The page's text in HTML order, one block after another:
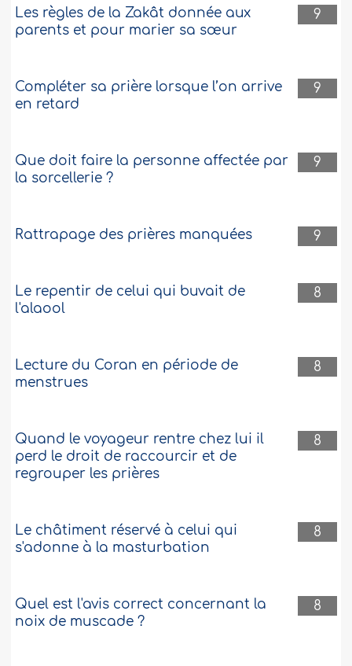
9
Les règles de la Zakât donnée aux
parents et pour marier sa sœur
9
Compléter sa prière lorsque l’on arrive
en retard
9
Que doit faire la personne affectée par
la sorcellerie ?
9
Rattrapage des prières manquées
8
Le repentir de celui qui buvait de
l'alaool
8
Lecture du Coran en période de
menstrues
8
Quand le voyageur rentre chez lui il
perd le droit de raccourcir et de
regrouper les prières
8
Le châtiment réservé à celui qui
s'adonne à la masturbation
8
Quel est l'avis correct concernant la
noix de muscade ?